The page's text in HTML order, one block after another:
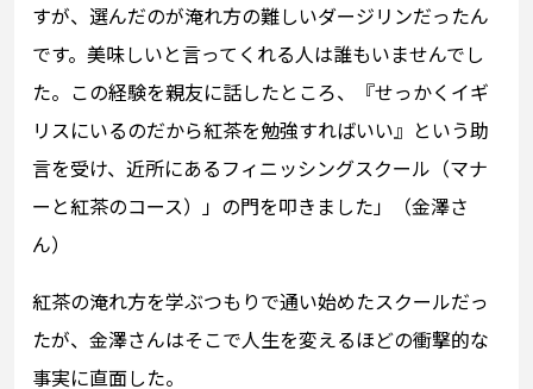
すが、選んだのが淹れ方の難しいダージリンだったん
です。美味しいと言ってくれる人は誰もいませんでし
た。この経験を親友に話したところ、『せっかくイギ
リスにいるのだから紅茶を勉強すればいい』という助
言を受け、近所にあるフィニッシングスクール（マナ
ーと紅茶のコース）」の門を叩きました」（金澤さ
ん）
紅茶の淹れ方を学ぶつもりで通い始めたスクールだっ
たが、金澤さんはそこで人生を変えるほどの衝撃的な
事実に直面した。